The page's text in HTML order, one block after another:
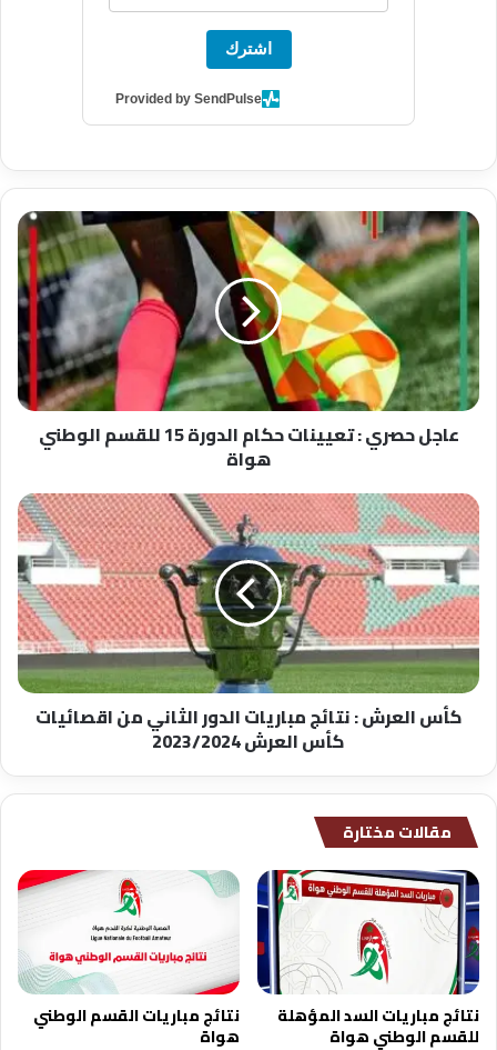
اشترك
Provided by SendPulse
عاجل
حصري
:
تعيينات
حكام
الدورة
15
للقسم
الوطني
هواة
عاجل حصري : تعيينات حكام الدورة 15 للقسم الوطني
هواة
كأس
العرش
: نتائج
مباريات
الدور
الثاني
من
اقصائيات
كأس
العرش
كأس العرش : نتائج مباريات الدور الثاني من اقصائيات
كأس العرش 2023/2024
مقالات مختارة
نتائج مباريات السد المؤهلة
للقسم الوطني هواة
نتائج مباريات القسم الوطني
هواة